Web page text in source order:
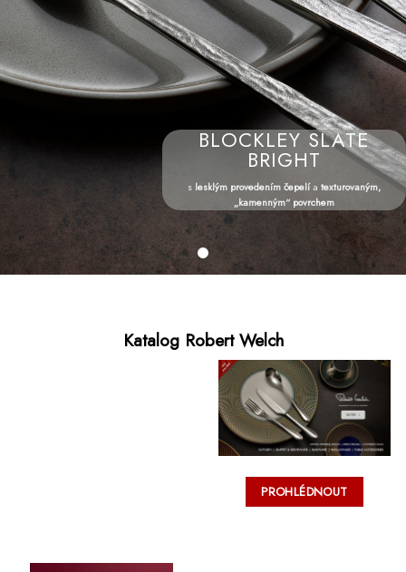
BLOCKLEY SLATE
BRIGHT
s lesklým provedením čepelíatexturovaným,
„kamenným“ povrchem
Katalog Robert Welch
PROHLÉDNOUT